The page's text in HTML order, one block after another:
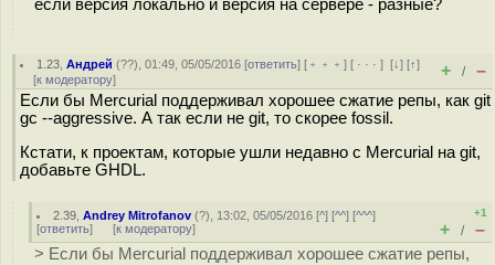
если версия локально и версия на сервере - разные?
1.23 ,Андрей (??), 01:49, 05/05/2016 [ответить] [ ﹢﹢﹢] [ · · ·][↓] [↑]
[к модератору] + / –
Если бы Mercurial поддерживал хорошее сжатие репы, как git
gc --aggressive. А так если не git, то скорее fossil.
Кстати, к проектам, которые ушли недавно с Mercurial на git,
добавьте GHDL.
2.39 ,Andrey Mitrofanov (?), 13:02, 05/05/2016 [^] [^^] [^^^]
[ответить] [к модератору]
+1
+ / –
> Если бы Mercurial поддерживал хорошее сжатие репы,